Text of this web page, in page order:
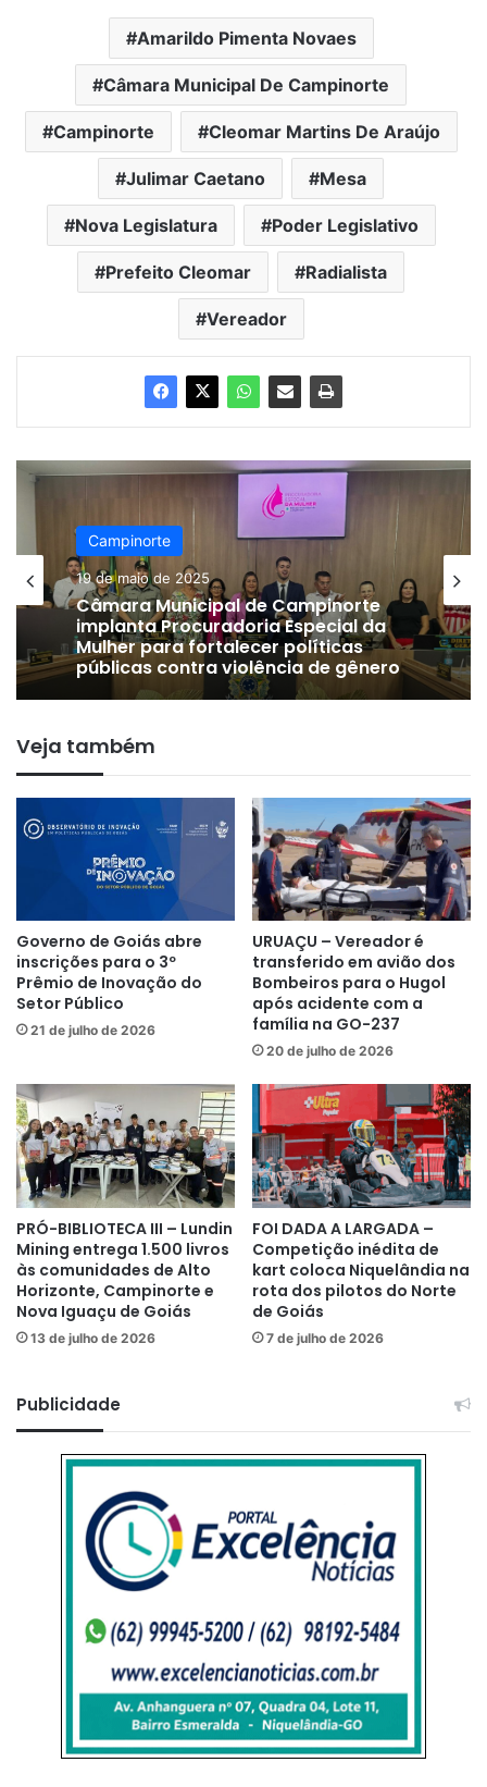
Amarildo Pimenta Novaes
Câmara Municipal De Campinorte
Campinorte Cleomar Martins De Araújo
Julimar Caetano Mesa
Nova Legislatura Poder Legislativo
Prefeito Cleomar Radialista
Vereador
Campinorte
23 de dezembro de 2022
ENTREVISTA – JULIMAR CAETANO: “A
população sabe quem realmente
trabalha pela comunidade”, afirma
presidente eleito da Câmara
Municipal de Campinorte
Veja também
Governo de Goiás abre
inscrições para o 3º
Prêmio de Inovação do
Setor Público
21 de julho de 2026
URUAÇU – Vereador é
transferido em avião dos
Bombeiros para o Hugol
após acidente com a
família na GO-237
20 de julho de 2026
PRÓ-BIBLIOTECA III – Lundin
Mining entrega 1.500 livros
às comunidades de Alto
Horizonte, Campinorte e
Nova Iguaçu de Goiás
13 de julho de 2026
FOI DADA A LARGADA –
Competição inédita de
kart coloca Niquelândia na
rota dos pilotos do Norte
de Goiás
7 de julho de 2026
Publicidade